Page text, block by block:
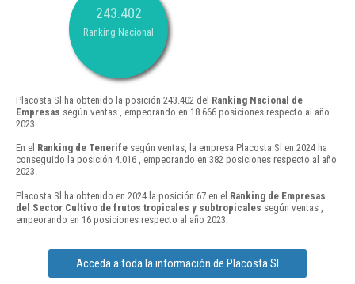
243.402
Ranking Nacional
Placosta Sl ha obtenido la posición 243.402 del Ranking Nacional de
Empresas según ventas , empeorando en 18.666 posiciones respecto al año
2023.
En el Ranking de Tenerife según ventas, la empresa Placosta Sl en 2024 ha
conseguido la posición 4.016 , empeorando en 382 posiciones respecto al año
2023.
Placosta Sl ha obtenido en 2024 la posición 67 en el Ranking de Empresas
del Sector Cultivo de frutos tropicales y subtropicales según ventas ,
empeorando en 16 posiciones respecto al año 2023.
Acceda a toda la información de Placosta Sl